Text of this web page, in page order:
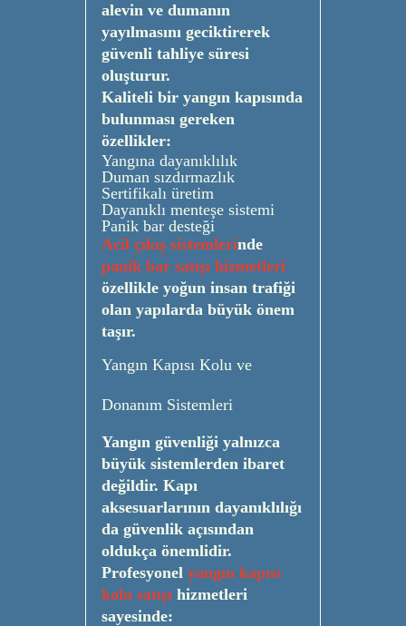
alevin ve dumanın
yayılmasını geciktirerek
güvenli tahliye süresi
oluşturur.
Kaliteli bir yangın kapısında
bulunması gereken
özellikler:
Yangına dayanıklılık
Duman sızdırmazlık
Sertifikalı üretim
Dayanıklı menteşe sistemi
Panik bar desteği
Acil çıkış sistemlerinde
panik bar satışı hizmetleri
özellikle yoğun insan trafiği
olan yapılarda büyük önem
taşır.
Yangın Kapısı Kolu ve
Donanım Sistemleri
Yangın güvenliği yalnızca
büyük sistemlerden ibaret
değildir. Kapı
aksesuarlarının dayanıklılığı
da güvenlik açısından
oldukça önemlidir.
Profesyonel yangın kapısı
kolu satışı hizmetleri
sayesinde: